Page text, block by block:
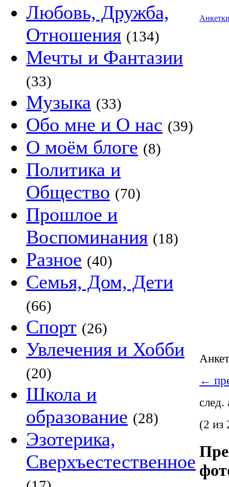
Любовь, Дружба,
Отношения (134)
Мечты и Фантазии
(33)
Музыка (33)
Обо мне и О нас (39)
О моём блоге (8)
Политика и
Общество (70)
Прошлое и
Воспоминания (18)
Разное (40)
Семья, Дом, Дети
(66)
Спорт (26)
Увлечения и Хобби
(20)
Школа и
образование (28)
Эзотерика,
Сверхъестественное
←
след.
(2 из